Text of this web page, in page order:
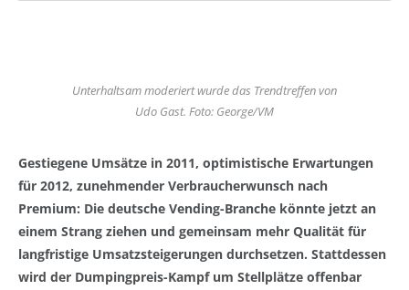
Unterhaltsam moderiert wurde das Trendtreffen von
Udo Gast. Foto: George/VM
Gestiegene Umsätze in 2011, optimistische Erwartungen
für 2012, zunehmender Verbraucherwunsch nach
Premium: Die deutsche Vending-Branche könnte jetzt an
einem Strang ziehen und gemeinsam mehr Qualität für
langfristige Umsatzsteigerungen durchsetzen. Stattdessen
wird der Dumpingpreis-Kampf um Stellplätze offenbar